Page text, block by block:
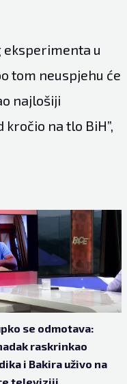
eksperimenta u
tom neuspjehu će
najlošiji
na tlo BiH”,
se odmotava:
raskrinkao
i Bakira uživo na